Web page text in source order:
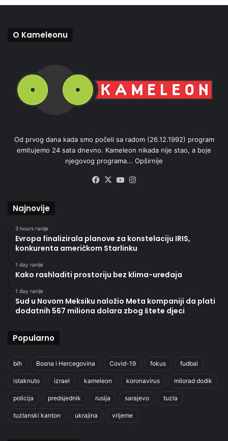
O Kameleonu
Od prvog dana kada smo počeli sa radom (26.12.1992) program
emitujemo 24 sata dnevno. Kameleon nikada nije stao, a boje
njegovog programa... Opširnije
Facebook
X YouTube
Najnovije
3 hours ranije
Evropa finalizirala planove za konstelaciju IRIS,
konkurenta američkom Starlinku
1 day ranije
Kako rashladiti prostoriju bez klima-uređaja
1 day ranije
Sud u Novom Meksiku naložio Meta kompaniji da plati
dodatnih 567 miliona dolara zbog štete djeci
Popularno
bih Bosna i Hercegovina Covid-19 fokus fudbal
istaknuto izrael kameleon koronavirus milorad dodik
policija predsjednik rusija sarajevo tuzla
tuzlanski kanton ukrajina vrijeme